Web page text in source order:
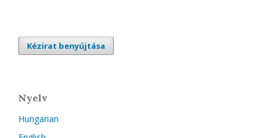
Kézirat benyújtása
Nyelv
Hungarian